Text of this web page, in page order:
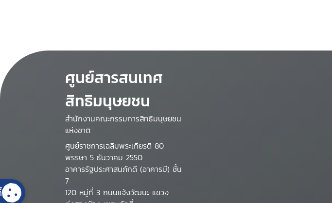
ศูนย์สารสนเทศ
สิทธิมนุษยชน
สำนักงานคณะกรรมการสิทธิมนุษยชน
แห่งชาติ
ศูนย์ราชการเฉลิมพระเกียรติ 80
พรรษา 5 ธันวาคม 2550
อาคารรัฐประศาสนภักดี (อาคารบี) ชั้น
7
120 หมู่ที่ 3 ถนนแจ้งวัฒนะ แขวง